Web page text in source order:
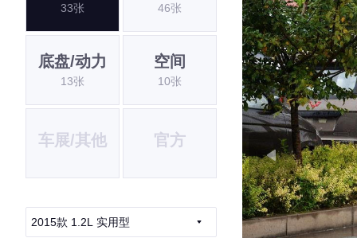
菱
33张 46张
底盘/动力
13张
空间
10张
车展/其他 官方
2015款 1.2L 实用型